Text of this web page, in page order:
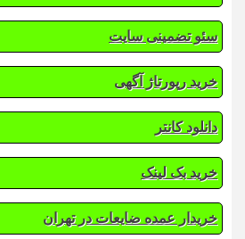
سئو تضمینی سایت
خرید رپورتاژ آگهی
دانلود کانتر
خرید بک لینک
خریدار عمده ضایعات در تهران